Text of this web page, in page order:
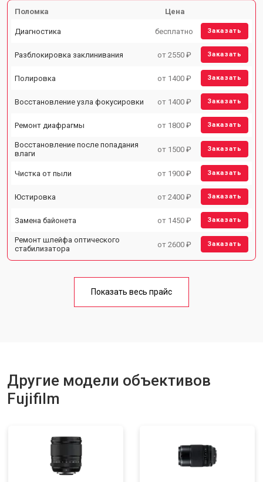
Поломка Цена
Диагностика бесплатно Заказать
Разблокировка заклинивания от 2550 ₽ Заказать
Полировка от 1400 ₽ Заказать
Восстановление узла фокусировки от 1400 ₽ Заказать
Ремонт диафрагмы от 1800 ₽ Заказать
Восстановление после попадания
влаги
от 1500 ₽ Заказать
Чистка от пыли от 1900 ₽ Заказать
Юстировка от 2400 ₽ Заказать
Замена байонета от 1450 ₽ Заказать
Ремонт шлейфа оптического
стабилизатора
от 2600 ₽ Заказать
Показать весь прайс
Другие модели объективов
Fujifilm